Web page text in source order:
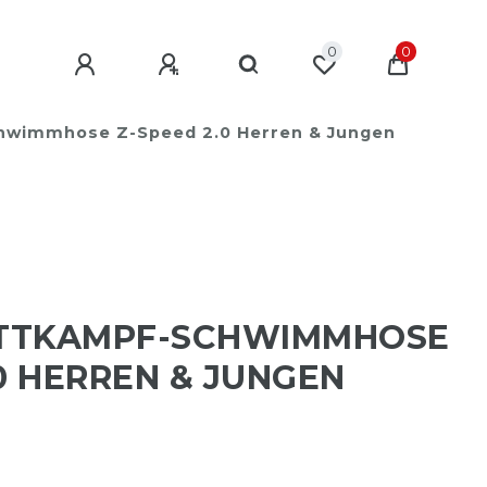
0 0
Z-Speed 2.0 Herren & Jungen
SCHWIMMHOSE
HERREN & JUNGEN